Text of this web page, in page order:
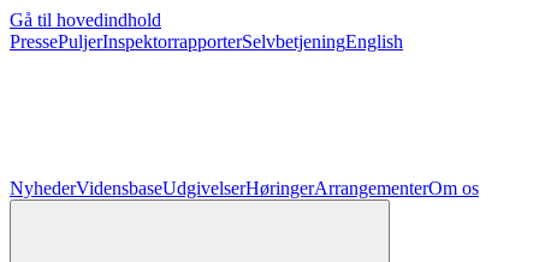
Gå til hovedindhold
PressePuljerInspektorrapporterSelvbetjeningEnglish
NyhederVidensbaseUdgivelserHøringerArrangementerOm os